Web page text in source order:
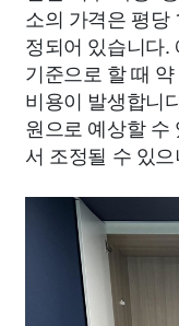
소의 가격은 평당
정되어 있습니다.
기준으로 할 때
비용이 발생합니
원으로 예상할 수
서 조정될 수 있